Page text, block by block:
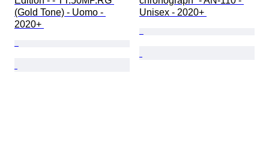
(Gold Tone) - Uomo -
2020+
Unisex - 2020+